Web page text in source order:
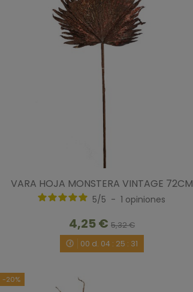
VARA HOJA MONSTERA VINTAGE 72CM
5/5 - 1 opiniones
4,25 € 5,32 €
00d. 04: 25: 30
-20%